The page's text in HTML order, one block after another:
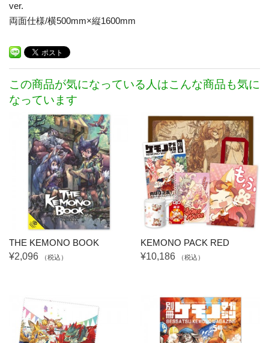
ver.
両面仕様/横500mm×縦1600mm
この商品が気になっている人はこんな商品も気に
なっています
THE KEMONO BOOK
¥2,096
（税込）
KEMONO PACK RED
¥10,186
（税込）